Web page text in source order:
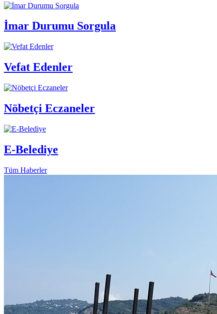
İmar Durumu Sorgula
Vefat Edenler
Nöbetçi Eczaneler
E-Belediye
Tüm Haberler